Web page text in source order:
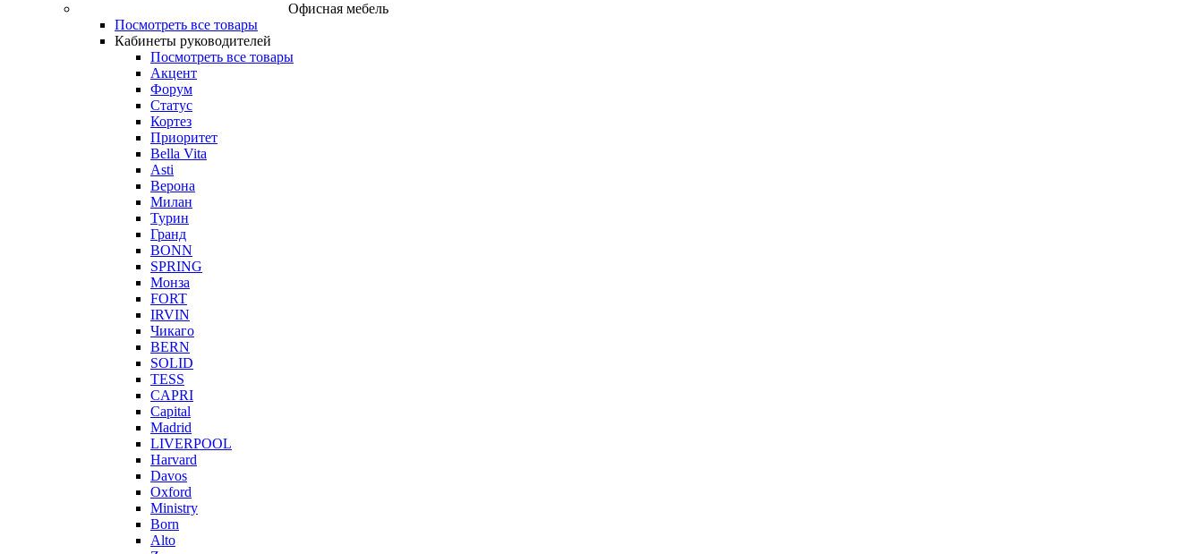
Офисная мебель
Посмотреть все товары
Кабинеты руководителей
Посмотреть все товары
Акцент
Форум
Статус
Кортез
Приоритет
Bella Vita
Asti
Верона
Милан
Турин
Гранд
BONN
SPRING
Монза
FORT
IRVIN
Чикаго
BERN
SOLID
TESS
CAPRI
Capital
Madrid
LIVERPOOL
Harvard
Davos
Oxford
Ministry
Born
Alto